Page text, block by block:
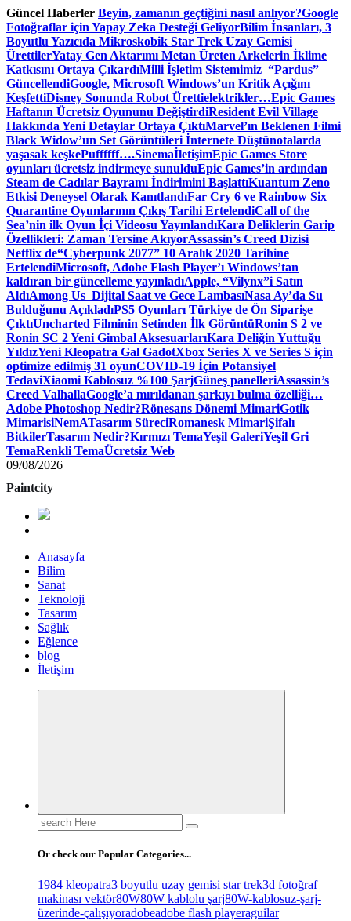
Skip
to
content
Güncel Haberler Beyin, zamanın geçtiğini nasıl anlıyor?Google
Fotoğraflar için Yapay Zeka Desteği GeliyorBilim İnsanları, 3
Boyutlu Yazıcıda Mikroskobik Star Trek Uzay Gemisi
ÜrettilerYatay Gen Aktarımı Metan Üreten Arkelerin İklime
Katkısını Ortaya ÇıkardıMilli İşletim Sistemimiz “Pardus”
GüncellendiGoogle, Microsoft Windows’un Kritik Açığını
KeşfettiDisney Sonunda Robot Ürettielektrikler…Epic Games
Haftanın Ücretsiz Oyununu DeğiştirdiResident Evil Village
Hakkında Yeni Detaylar Ortaya ÇıktıMarvel’ın Beklenen Filmi
Black Widow’un Set Görüntüleri İnternete Düştünotalarda
yaşasak keşkePuffffff….SinemaİletişimEpic Games Store
oyunları ücretsiz indirmeye sunulduEpic Games’in ardından
Steam de Cadılar Bayramı İndirimini BaşlattıKuantum Zeno
Etkisi Deneysel Olarak KanıtlandıFar Cry 6 ve Rainbow Six
Quarantine Oyunlarının Çıkış Tarihi ErtelendiCall of the
Sea’nin ilk Oyun İçi Videosu YayınlandıKara Deliklerin Garip
Özellikleri: Zaman Tersine AkıyorAssassin’s Creed Dizisi
Netflix de“Cyberpunk 2077” 10 Aralık 2020 Tarihine
ErtelendiMicrosoft, Adobe Flash Player’ı Windows’tan
kaldıran bir güncelleme yayınladıApple, “Vilynx”i Satın
AldıAmong Us Dijital Saat ve Gece LambasıNasa Ay’da Su
Bulduğunu AçıkladıPS5 Oyunları Türkiye de Ön Siparişe
ÇıktıUncharted Filminin Setinden İlk GörüntüRonin S 2 ve
Ronin SC 2 Yeni Gimbal AksesuarlarıKara Deliğin Yuttuğu
YıldızYeni Kleopatra Gal GadotXbox Series X ve Series S için
optimize edilmiş 31 oyunCOVID-19 İçin Potansiyel
TedaviXiaomi Kablosuz %100 ŞarjGüneş panelleriAssassin’s
Creed ValhallaGoogle’a mırıldanan şarkıyı bulma özelliği…
Adobe Photoshop Nedir?Rönesans Dönemi MimariGotik
MimarisiNemATasarım SüreciRomanesk MimariŞifalı
BitkilerTasarım Nedir?Kırmızı TemaYeşil GaleriYeşil Gri
TemaRenkli TemaÜcretsiz Web
09/08/2026
Paintcity
Anasayfa
Bilim
Sanat
Teknoloji
Tasarım
Sağlık
Eğlence
blog
İletişim
Search
for:
Or check our Popular Categories...
1984 kleopatra3 boyutlu uzay gemisi star trek3d fotoğraf
makinası vektör80W80W kablolu şarj80W-kablosuz-şarj-
üzerinde-çalışıyoradobeadobe flash playeraguilar